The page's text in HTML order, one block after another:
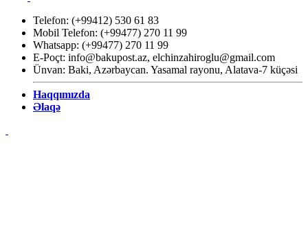
Telefon: (+99412) 530 61 83
Mobil Telefon: (+99477) 270 11 99
Whatsapp: (+99477) 270 11 99
E-Poçt: info@bakupost.az, elchinzahiroglu@gmail.com
Ünvan: Baki, Azərbaycan. Yasamal rayonu, Alatava-7 küçəsi
Haqqımızda
Əlaqə